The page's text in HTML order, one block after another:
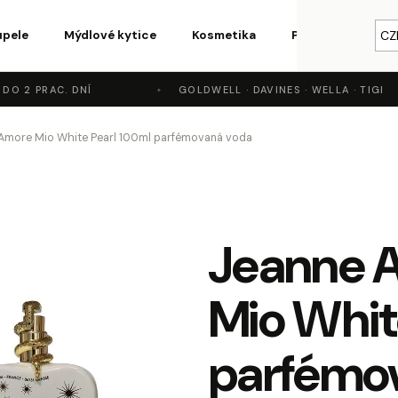
Mýdlové kytice Kosmetika Parfémy a vůně
2 PRAC. DNÍ GOLDWELL · DAVINES · WELLA · TIGI
Mio White Pearl 100ml parfémovaná voda
Jeanne
Mio
potřebujete najít?